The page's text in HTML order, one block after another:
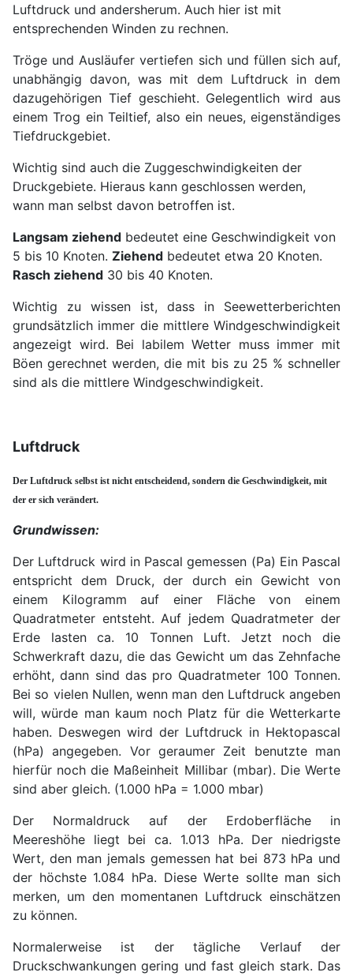
Luftdruck und andersherum. Auch hier ist mit
entsprechenden Winden zu rechnen.
Tröge und Ausläufer vertiefen sich und füllen sich auf,
unabhängig davon, was mit dem Luftdruck in dem
dazugehörigen Tief geschieht. Gelegentlich wird aus
einem Trog ein Teiltief, also ein neues, eigenständiges
Tiefdruckgebiet.
Wichtig sind auch die Zuggeschwindigkeiten der
Druckgebiete. Hieraus kann geschlossen werden,
wann man selbst davon betroffen ist.
Langsam ziehend bedeutet eine Geschwindigkeit von
5 bis 10 Knoten. Ziehend bedeutet etwa 20 Knoten.
Rasch ziehend 30 bis 40 Knoten.
Wichtig zu wissen ist, dass in Seewetterberichten
grundsätzlich immer die mittlere Windgeschwindigkeit
angezeigt wird. Bei labilem Wetter muss immer mit
Böen gerechnet werden, die mit bis zu 25 % schneller
sind als die mittlere Windgeschwindigkeit.
Luftdruck
Der Luftdruck selbst ist nicht entscheidend, sondern die Geschwindigkeit, mit
der er sich verändert.
Grundwissen:
Der Luftdruck wird in Pascal gemessen (Pa) Ein Pascal
entspricht dem Druck, der durch ein Gewicht von
einem Kilogramm auf einer Fläche von einem
Quadratmeter entsteht. Auf jedem Quadratmeter der
Erde lasten ca. 10 Tonnen Luft. Jetzt noch die
Schwerkraft dazu, die das Gewicht um das Zehnfache
erhöht, dann sind das pro Quadratmeter 100 Tonnen.
Bei so vielen Nullen, wenn man den Luftdruck angeben
will, würde man kaum noch Platz für die Wetterkarte
haben. Deswegen wird der Luftdruck in Hektopascal
(hPa) angegeben. Vor geraumer Zeit benutzte man
hierfür noch die Maßeinheit Millibar (mbar). Die Werte
sind aber gleich. (1.000 hPa = 1.000 mbar)
Der Normaldruck auf der Erdoberfläche in
Meereshöhe liegt bei ca. 1.013 hPa. Der niedrigste
Wert, den man jemals gemessen hat bei 873 hPa und
der höchste 1.084 hPa. Diese Werte sollte man sich
merken, um den momentanen Luftdruck einschätzen
zu können.
Normalerweise ist der tägliche Verlauf der
Druckschwankungen gering und fast gleich stark. Das